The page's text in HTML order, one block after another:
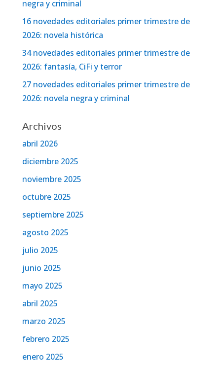
negra y criminal
16 novedades editoriales primer trimestre de
2026: novela histórica
34 novedades editoriales primer trimestre de
2026: fantasía, CiFi y terror
27 novedades editoriales primer trimestre de
2026: novela negra y criminal
Archivos
abril 2026
diciembre 2025
noviembre 2025
octubre 2025
septiembre 2025
agosto 2025
julio 2025
junio 2025
mayo 2025
abril 2025
marzo 2025
febrero 2025
enero 2025